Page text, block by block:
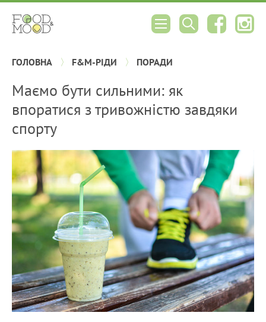
ГОЛОВНА F&M-РІДИ ПОРАДИ
Маємо бути сильними: як
впоратися з тривожністю завдяки
спорту